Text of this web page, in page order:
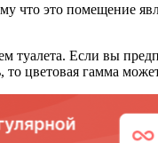
что это помещение
туалета. Если вы
то цветовая гамма